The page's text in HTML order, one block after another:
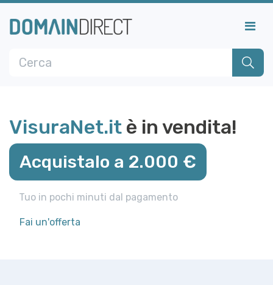
VisuraNet.it è in vendita!
Acquistalo a 2.000 €
Tuo in pochi minuti dal pagamento
Fai un'offerta